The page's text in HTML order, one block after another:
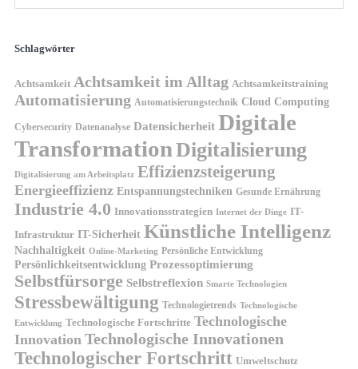
Schlagwörter
Achtsamkeit Achtsamkeit im Alltag Achtsamkeitstraining
Automatisierung Automatisierungstechnik Cloud Computing
Cybersecurity Datenanalyse Datensicherheit Digitale
TransformationDigitalisierung
Digitalisierung am Arbeitsplatz Effizienzsteigerung
Energieeffizienz Entspannungstechniken Gesunde Ernährung
Industrie 4.0 Innovationsstrategien Internet der Dinge IT-
Infrastruktur IT-Sicherheit Künstliche Intelligenz
Nachhaltigkeit Online-Marketing Persönliche Entwicklung
Persönlichkeitsentwicklung Prozessoptimierung
Selbstfürsorge Selbstreflexion Smarte Technologien
Stressbewältigung Technologietrends Technologische
Entwicklung Technologische Fortschritte Technologische
Innovation Technologische Innovationen
Technologischer Fortschritt Umweltschutz